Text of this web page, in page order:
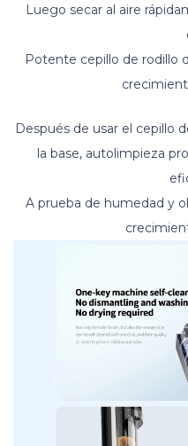
Luego secar al aire
Potente cepillo de rodillo
Después de usar el cepillo
la base, autolimpieza
A prueba de humedad y